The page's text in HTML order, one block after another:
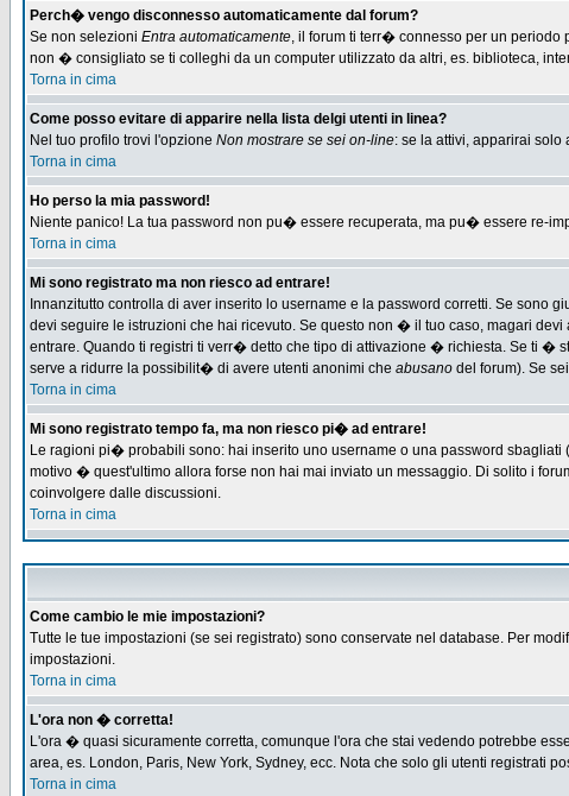
Perch� vengo disconnesso automaticamente dal forum?
Se non selezioni Entra automaticamente, il forum ti terr� connesso per un periodo
non � consigliato se ti colleghi da un computer utilizzato da altri, es. biblioteca,
Torna in cima
Come posso evitare di apparire nella lista delgi utenti in linea?
Nel tuo profilo trovi l'opzione Non mostrare se sei on-line: se la attivi, apparirai solo
Torna in cima
Ho perso la mia password!
Niente panico! La tua password non pu� essere recuperata, ma pu� essere re-
Torna in cima
Mi sono registrato ma non riesco ad entrare!
Innanzitutto controlla di aver inserito lo username e la password corretti. Se sono
devi seguire le istruzioni che hai ricevuto. Se questo non � il tuo caso, magari
entrare. Quando ti registri ti verr� detto che tipo di attivazione � richiesta. Se ti �
serve a ridurre la possibilit� di avere utenti anonimi che abusano del forum). Se
Torna in cima
Mi sono registrato tempo fa, ma non riesco pi� ad entrare!
Le ragioni pi� probabili sono: hai inserito uno username o una password
motivo � quest'ultimo allora forse non hai mai inviato un messaggio. Di solito i
coinvolgere dalle discussioni.
Torna in cima
Come cambio le mie impostazioni?
Tutte le tue impostazioni (se sei registrato) sono conservate nel database. Per
impostazioni.
Torna in cima
L'ora non � corretta!
L'ora � quasi sicuramente corretta, comunque l'ora che stai vedendo potrebbe
area, es. London, Paris, New York, Sydney, ecc. Nota che solo gli utenti registrati
Torna in cima